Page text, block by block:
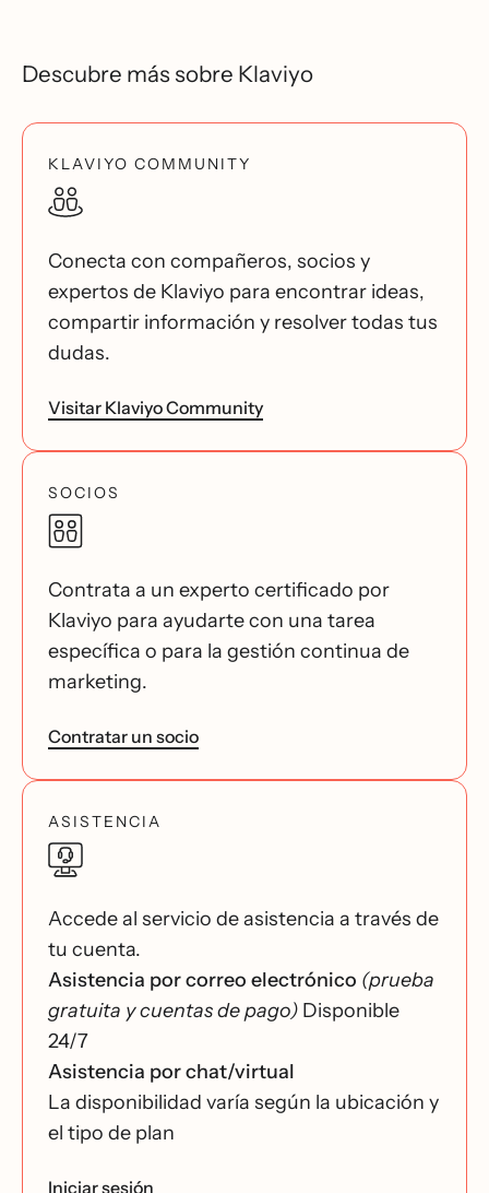
Descubre más sobre Klaviyo
KLAVIYO COMMUNITY
Conecta con compañeros, socios y
expertos de Klaviyo para encontrar ideas,
compartir información y resolver todas tus
dudas.
Visitar Klaviyo Community
SOCIOS
Contrata a un experto certificado por
Klaviyo para ayudarte con una tarea
específica o para la gestión continua de
marketing.
Contratar un socio
ASISTENCIA
Accede al servicio de asistencia a través de
tu cuenta.
Asistencia por correo electrónico (prueba
gratuita y cuentas de pago) Disponible
24/7
Asistencia por chat/virtual
La disponibilidad varía según la ubicación y
el tipo de plan
Iniciar sesión